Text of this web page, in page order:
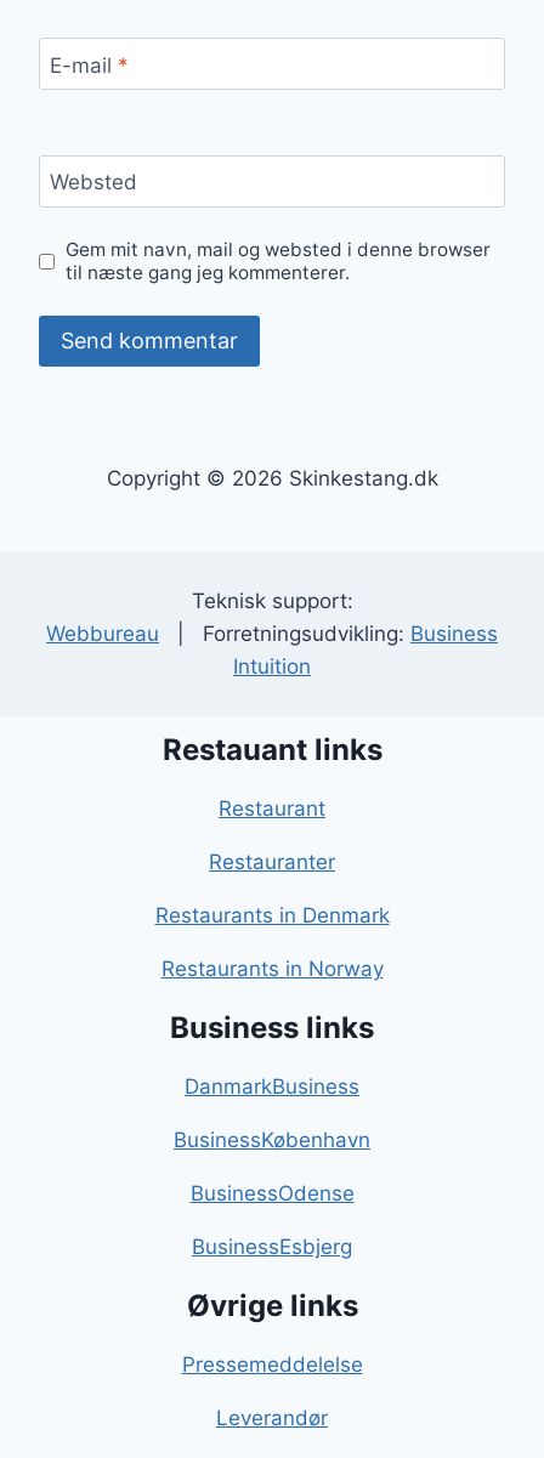
E-mail *
Websted
Gem mit navn, mail og websted i denne browser
til næste gang jeg kommenterer.
Copyright © 2026 Skinkestang.dk
Teknisk support:
Webbureau | Forretningsudvikling: Business
Intuition
Restauant links
Restaurant
Restauranter
Restaurants in Denmark
Restaurants in Norway
Business links
DanmarkBusiness
BusinessKøbenhavn
BusinessOdense
BusinessEsbjerg
Øvrige links
Pressemeddelelse
Leverandør